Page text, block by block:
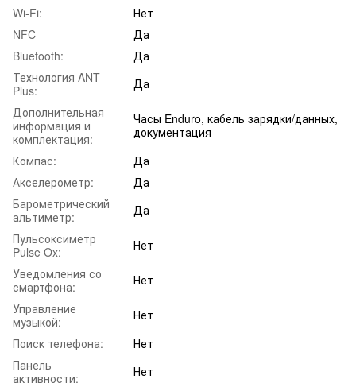
Wi-Fi:
Нет
NFC
Да
Bluetooth:
Да
Технология ANT
Plus:
Да
Дополнительная
информация и
комплектация:
Часы Enduro, кабель зарядки/данных,
документация
Компас:
Да
Акселерометр:
Да
Барометрический
альтиметр:
Да
Пульсоксиметр
Pulse Ox:
Нет
Уведомления со
смартфона:
Нет
Управление
музыкой:
Нет
Поиск телефона:
Нет
Панель
активности:
Нет